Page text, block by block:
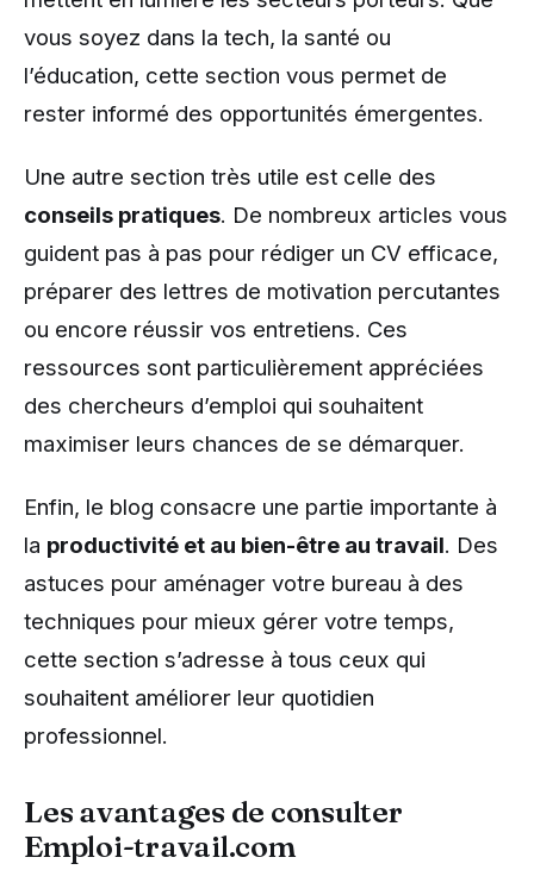
vous soyez dans la tech, la santé ou
l’éducation, cette section vous permet de
rester informé des opportunités émergentes.
Une autre section très utile est celle des
conseils pratiques. De nombreux articles vous
guident pas à pas pour rédiger un CV efficace,
préparer des lettres de motivation percutantes
ou encore réussir vos entretiens. Ces
ressources sont particulièrement appréciées
des chercheurs d’emploi qui souhaitent
maximiser leurs chances de se démarquer.
Enfin, le blog consacre une partie importante à
la productivité et au bien-être au travail. Des
astuces pour aménager votre bureau à des
techniques pour mieux gérer votre temps,
cette section s’adresse à tous ceux qui
souhaitent améliorer leur quotidien
professionnel.
Les avantages de consulter
Emploi-travail.com